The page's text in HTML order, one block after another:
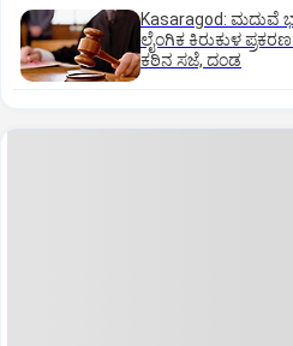
Kasaragod: ಮದುವೆ
ಲೈಂಗಿಕ ಕಿರುಕುಳ
ಕಠಿನ ಸಜೆ, ದಂಡ